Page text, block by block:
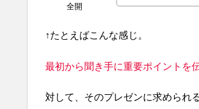
全開
↑たとえばこんな感じ。
最初から聞き手に重要ポイントを
対して、そのプレゼンに求められ